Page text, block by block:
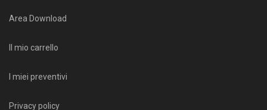
Area Download
Il mio carrello
I miei preventivi
Privacy policy